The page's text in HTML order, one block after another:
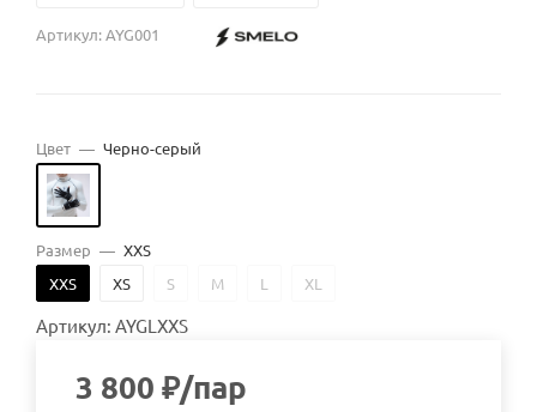
Артикул:AYG001
Цвет — Черно-серый
Размер — XXS
XXS
XS S M L XL
Артикул: AYGLXXS
3 800 ₽/пар